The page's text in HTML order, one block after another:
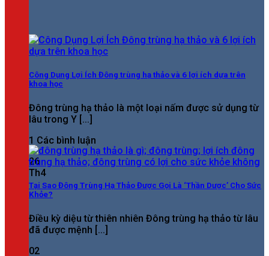
Công Dụng Lợi Ích Đông trùng hạ thảo và 6 lợi ích dựa trên
khoa học
Đông trùng hạ thảo là một loại nấm được sử dụng từ
lâu trong Y [...]
1 Các bình luận
26
Th4
Tại Sao Đông Trùng Hạ Thảo Được Gọi Là ‘Thần Dược’ Cho Sức
Khỏe?
Điều kỳ diệu từ thiên nhiên Đông trùng hạ thảo từ lâu
đã được mệnh [...]
02